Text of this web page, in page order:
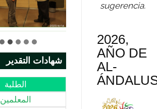
شهادات التقدير
الطلبة
المعلمين
sugerencia.
2026,
AÑO DE
AL-